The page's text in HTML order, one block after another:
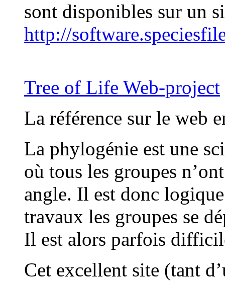
sont disponibles sur un
http://
Tree of Life Web-project
La référence sur le web
La phylogénie est une
où tous les groupes
angle. Il est donc
travaux les groupes se
Il est alors parfois
Cet excellent site (tant